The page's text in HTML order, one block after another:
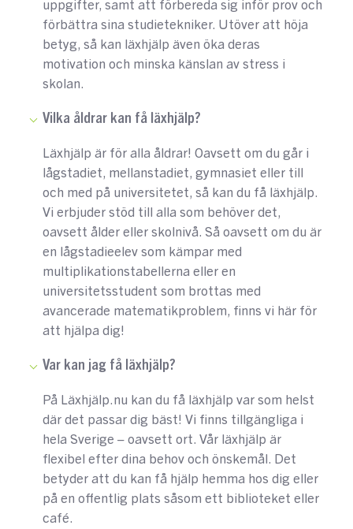
uppgifter, samt att förbereda sig inför prov och
förbättra sina studietekniker. Utöver att höja
betyg, så kan läxhjälp även öka deras
motivation och minska känslan av stress i
skolan.
Vilka åldrar kan få läxhjälp?
Läxhjälp är för alla åldrar! Oavsett om du går i
lågstadiet, mellanstadiet, gymnasiet eller till
och med på universitetet, så kan du få läxhjälp.
Vi erbjuder stöd till alla som behöver det,
oavsett ålder eller skolnivå. Så oavsett om du är
en lågstadieelev som kämpar med
multiplikationstabellerna eller en
universitetsstudent som brottas med
avancerade matematikproblem, finns vi här för
att hjälpa dig!
Var kan jag få läxhjälp?
På Läxhjälp.nu kan du få läxhjälp var som helst
där det passar dig bäst! Vi finns tillgängliga i
hela Sverige – oavsett ort. Vår läxhjälp är
flexibel efter dina behov och önskemål. Det
betyder att du kan få hjälp hemma hos dig eller
på en offentlig plats såsom ett biblioteket eller
café.